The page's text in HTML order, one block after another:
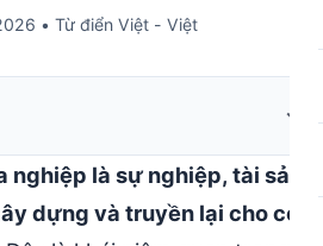
• Từ điển Việt - Việt
nghiệp là sự nghiệp, tài sản
dựng và truyền lại cho con